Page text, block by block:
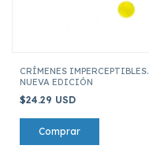
CRÍMENES IMPERCEPTIBLES.
NUEVA EDICIÓN
$24.29 USD